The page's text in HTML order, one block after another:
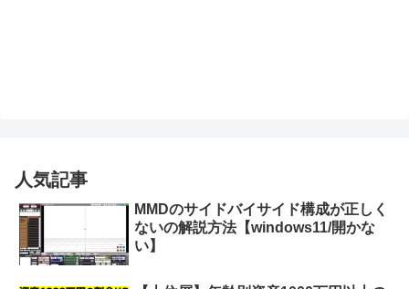
人気記事
MMDのサイドバイサイド構成が正しく
ないの解説方法【windows11/開かな
い】